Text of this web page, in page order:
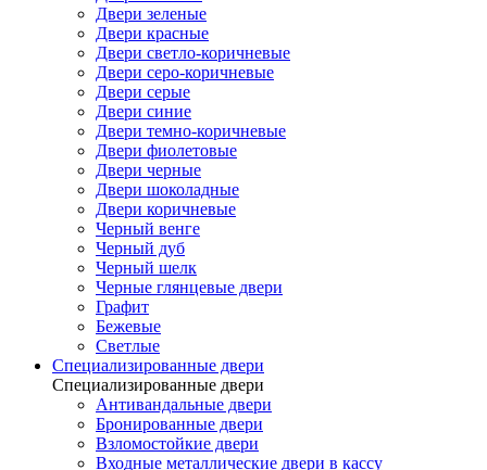
Двери зеленые
Двери красные
Двери светло-коричневые
Двери серо-коричневые
Двери серые
Двери синие
Двери темно-коричневые
Двери фиолетовые
Двери черные
Двери шоколадные
Двери коричневые
Черный венге
Черный дуб
Черный шелк
Черные глянцевые двери
Графит
Бежевые
Светлые
Специализированные двери
Специализированные двери
Антивандальные двери
Бронированные двери
Взломостойкие двери
Входные металлические двери в кассу